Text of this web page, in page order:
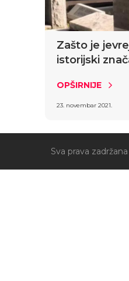
Zašto je
istorijski
OPŠIRNIJE
23. novembar 2021.
Sva prava